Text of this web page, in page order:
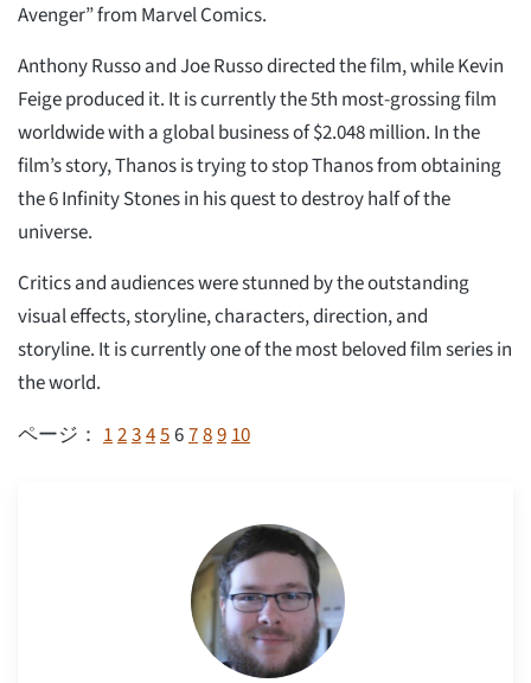
Avenger” from Marvel Comics.
Anthony Russo and Joe Russo directed the film, while Kevin
Feige produced it. It is currently the 5th most-grossing film
worldwide with a global business of $2.048 million. In the
film’s story, Thanos is trying to stop Thanos from obtaining
the 6 Infinity Stones in his quest to destroy half of the
universe.
Critics and audiences were stunned by the outstanding
visual effects, storyline, characters, direction, and
storyline. It is currently one of the most beloved film series in
the world.
ページ： 12345678910